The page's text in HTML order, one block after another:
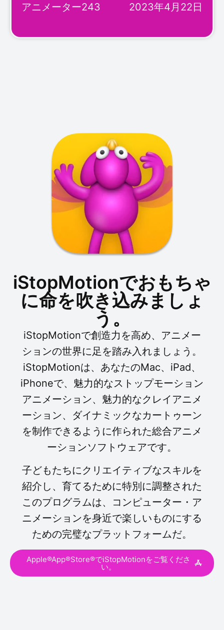
アニメーター243 2023年4月22日
iStopMotionでおもちゃ
に命を吹き込みましょ
う。
iStopMotionで創造力を高め、アニメー
ションの世界に足を踏み入れましょう。
iStopMotionは、あなたのMac、iPad、
iPhoneで、魅力的なストップモーション
アニメーション、魅力的なクレイアニメ
ーション、ダイナミックなカートゥーン
を制作できるように作られた総合アニメ
ーションソフトウェアです。
子どもたちにクリエイティブなスキルを
紹介し、育てるために特別に調整された
このプログラムは、コンピューター・ア
ニメーションを身近で楽しいものにする
ための完璧なプラットフォームだ。
Apple®App®Store®でiStopMotionをご覧くださ
い。